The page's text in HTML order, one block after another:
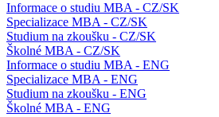
Informace o studiu MBA - CZ/SK
Specializace MBA - CZ/SK
Studium na zkoušku - CZ/SK
Školné MBA - CZ/SK
Informace o studiu MBA - ENG
Specializace MBA - ENG
Studium na zkoušku - ENG
Školné MBA - ENG